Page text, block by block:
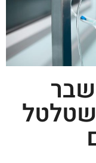
שטלטל